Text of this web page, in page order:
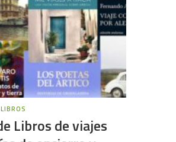
LIBROS
Libros de viajes